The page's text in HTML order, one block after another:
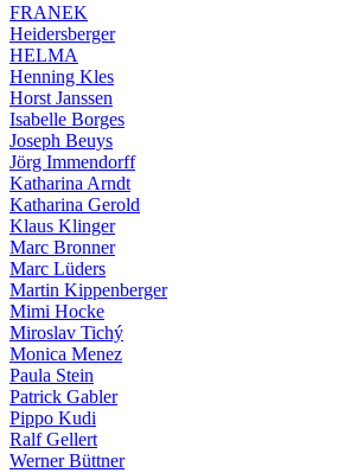
FRANEK
Heidersberger
HELMA
Henning Kles
Horst Janssen
Isabelle Borges
Joseph Beuys
Jörg Immendorff
Katharina Arndt
Katharina Gerold
Klaus Klinger
Marc Bronner
Marc Lüders
Martin Kippenberger
Mimi Hocke
Miroslav Tichý
Monica Menez
Paula Stein
Patrick Gabler
Pippo Kudi
Ralf Gellert
Werner Büttner